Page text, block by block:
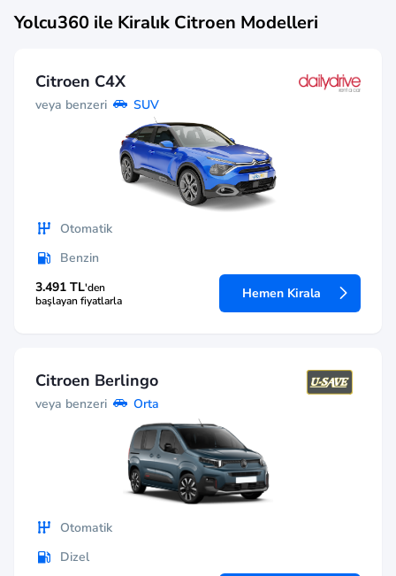
Yolcu360 ile Kiralık Citroen Modelleri
Citroen C4X
veya benzeri SUV
Otomatik
Benzin
3.491 TL'den
başlayan fiyatlarla
Hemen Kirala
Citroen Berlingo
veya benzeri Orta
Otomatik
Dizel